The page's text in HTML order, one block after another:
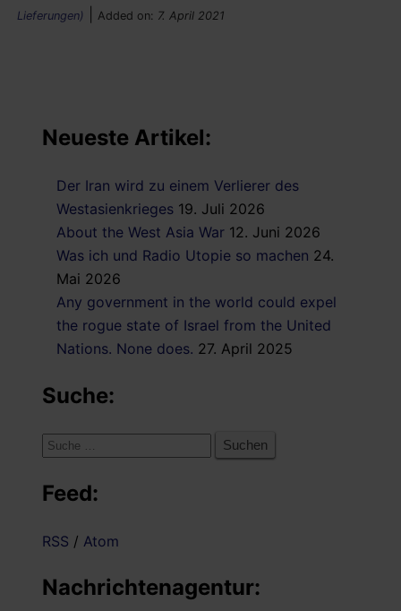
Lieferungen)
Added on: 7. April 2021
Neueste Artikel:
Der Iran wird zu einem Verlierer des
Westasienkrieges 19. Juli 2026
About the West Asia War 12. Juni 2026
Was ich und Radio Utopie so machen 24.
Mai 2026
Any government in the world could expel
the rogue state of Israel from the United
Nations. None does. 27. April 2025
Suche:
Suche
Feed:
RSS / Atom
Nachrichtenagentur: